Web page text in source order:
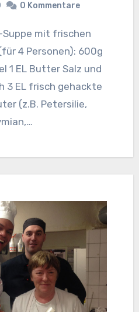
0 Kommentare
4 Personen): 600g
1 EL Butter Salz und
3 EL frisch gehackte
(z.B. Petersilie,